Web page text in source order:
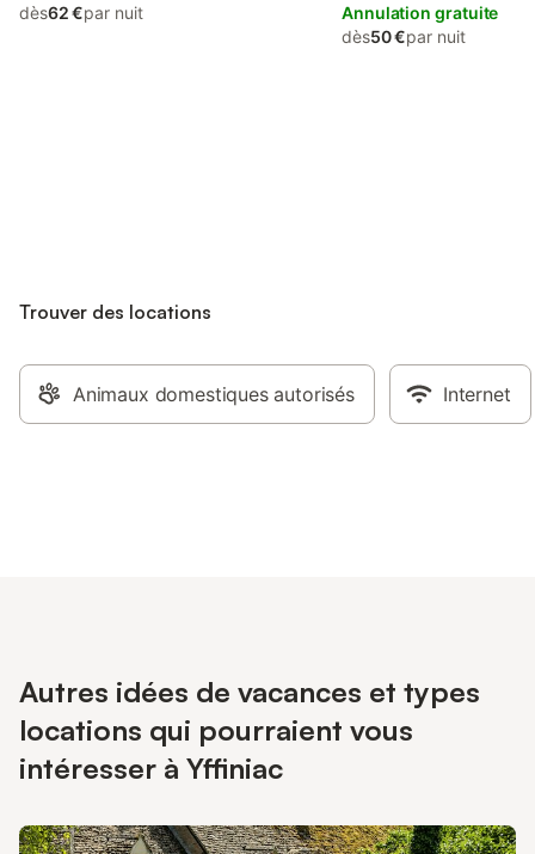
dès62 €par nuit
Annulation gratuite
dès50 €par nuit
Trouver des locations
Animaux domestiques autorisés Internet
Autres idées de vacances et types
locations qui pourraient vous
intéresser à Yffiniac